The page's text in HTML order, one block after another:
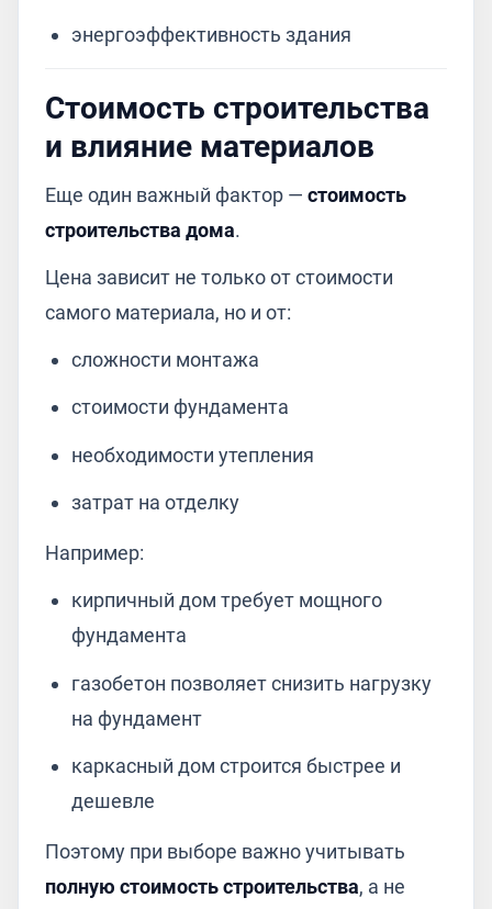
энергоэффективность здания
Стоимость строительства
и влияние материалов
Еще один важный фактор — стоимость
строительства дома.
Цена зависит не только от стоимости
самого материала, но и от:
сложности монтажа
стоимости фундамента
необходимости утепления
затрат на отделку
Например:
кирпичный дом требует мощного
фундамента
газобетон позволяет снизить нагрузку
на фундамент
каркасный дом строится быстрее и
дешевле
Поэтому при выборе важно учитывать
полную стоимость строительства, а не